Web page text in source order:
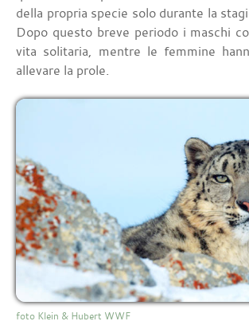
della propria specie solo durante la
Dopo questo breve periodo i maschi
vita solitaria, mentre le femmine
allevare la prole.
foto Klein & Hubert WWF